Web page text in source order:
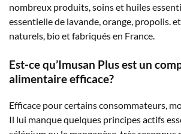
nombreux produits, soins et huiles
essentielle de lavande, orange, propolis.
naturels, bio et fabriqués en France.
Est-ce qu’Imusan Plus est un
alimentaire efficace?
Efficace pour certains consommateurs,
Il lui manque quelques principes actifs